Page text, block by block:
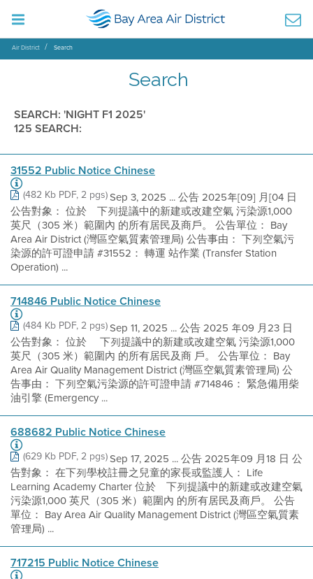
Air District Search
Search
SEARCH: 'NIGHT F1 2025'
125 SEARCH:
31552 Public Notice Chinese
(482 Kb PDF, 2 pgs)Sep 3, 2025 ... 公告 2025年[09] 月[04 日
公告對象： 位於離下列提議中的新建或改建空氣 污染源1,000
英尺（305 米）範圍內 的所有居民及商戶。 公告單位： Bay
Area Air District (灣區空氣質素管理局) 公告事由： 下列空氣污
染源的許可證申請 #31552： 轉運 站作業 (Transfer Station
Operation) ...
714846 Public Notice Chinese
(484 Kb PDF, 2 pgs)Sep 11, 2025 ... 公告 2025 年09 月23 日
公告對象： 位於 離下列提議中的新建或改建空氣 污染源1,000
英尺（305 米）範圍內 的所有居民及商 戶。 公告單位： Bay
Area Air Quality Management District (灣區空氣質素管理局) 公
告事由： 下列空氣污染源的許可證申請 #714846： 緊急備用柴
油引擎 (Emergency ...
688682 Public Notice Chinese
(629 Kb PDF, 2 pgs)Sep 17, 2025 ... 公告 2025年09 月18 日 公
告對象： 在下列學校註冊之兒童的家長或監護人： Life
Learning Academy Charter 位於離下列提議中的新建或改建空氣
污染源1,000 英尺（305 米）範圍內 的所有居民及商戶。 公告
單位： Bay Area Air Quality Management District (灣區空氣質素
管理局) ...
717215 Public Notice Chinese